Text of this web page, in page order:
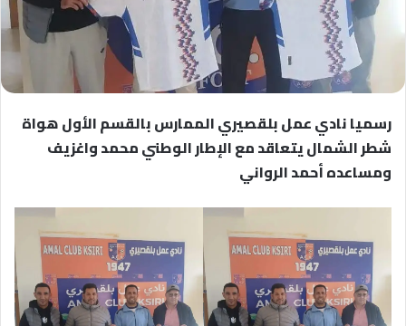
رسميا نادي عمل بلقصيري الممارس بالقسم الأول هواة
شطر الشمال يتعاقد مع الإطار الوطني محمد واغزيف
ومساعده أحمد الرواني